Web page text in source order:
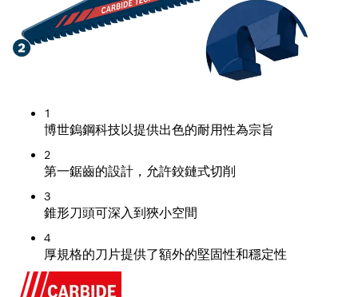
1
博世鎢鋼科技以提供出色的耐用性為宗旨
2
第一鋸齒的設計，允許鉸鏈式切削
3
錐形刀頭可深入到狹小空間
4
厚規格的刀片提供了額外的堅固性和穩定性